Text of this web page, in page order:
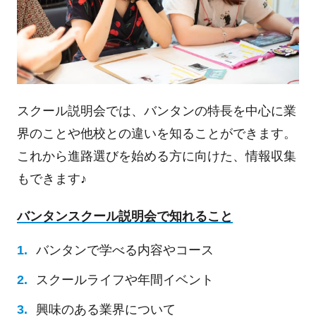
スクール説明会では、バンタンの特長を中心に業
界のことや他校との違いを知ることができます。
これから進路選びを始める方に向けた、情報収集
もできます♪
バンタンスクール説明会で知れること
バンタンで学べる内容やコース
スクールライフや年間イベント
興味のある業界について